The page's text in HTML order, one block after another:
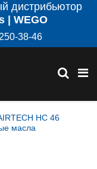
дистрибьютор
| WEGO
38-46
HC 46
масла